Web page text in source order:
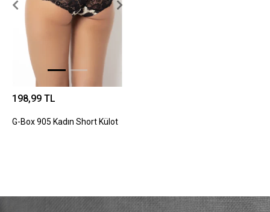
198,99 TL
G-Box 905 Kadın Short Külot